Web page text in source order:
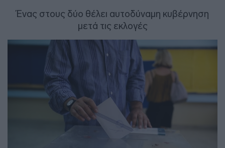
Ένας στους δύο θέλει αυτοδύναμη κυβέρνηση
μετά τις εκλογές